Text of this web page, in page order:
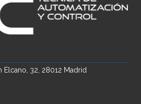
Elcano, 32, 28012 Madrid